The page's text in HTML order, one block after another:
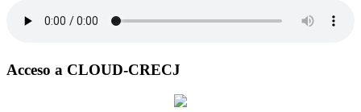
Acceso a CLOUD-CRECJ